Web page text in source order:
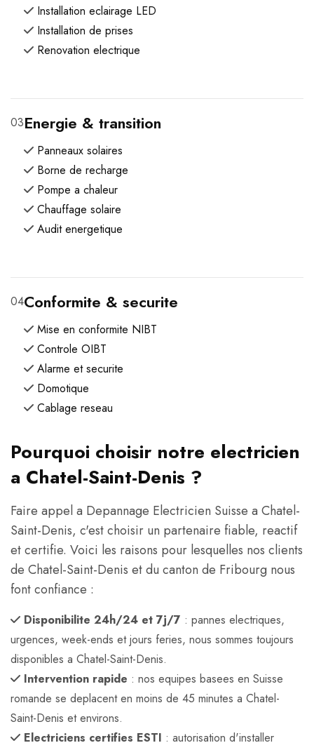
Installation eclairage LED
Installation de prises
Renovation electrique
03Energie & transition
Panneaux solaires
Borne de recharge
Pompe a chaleur
Chauffage solaire
Audit energetique
04Conformite & securite
Mise en conformite NIBT
Controle OIBT
Alarme et securite
Domotique
Cablage reseau
Pourquoi choisir notre electricien
a Chatel-Saint-Denis ?
Faire appel a Depannage Electricien Suisse a Chatel-
Saint-Denis, c'est choisir un partenaire fiable, reactif
et certifie. Voici les raisons pour lesquelles nos clients
de Chatel-Saint-Denis et du canton de Fribourg nous
font confiance :
Disponibilite 24h/24 et 7j/7 : pannes electriques,
urgences, week-ends et jours feries, nous sommes toujours
disponibles a Chatel-Saint-Denis.
Intervention rapide : nos equipes basees en Suisse
romande se deplacent en moins de 45 minutes a Chatel-
Saint-Denis et environs.
Electriciens certifies ESTI : autorisation d'installer